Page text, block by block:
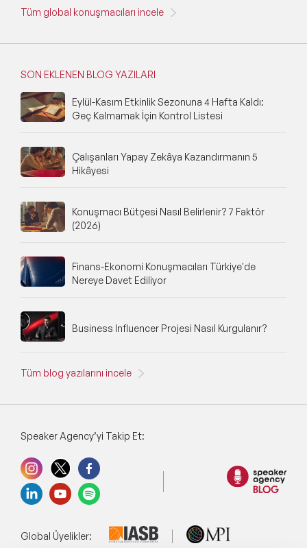
Tüm global konuşmacıları incele
SON EKLENEN BLOG YAZILARI
Eylül-Kasım Etkinlik Sezonuna 4 Hafta Kaldı:
Geç Kalmamak İçin Kontrol Listesi
Çalışanları Yapay Zekâya Kazandırmanın 5
Hikâyesi
Konuşmacı Bütçesi Nasıl Belirlenir? 7 Faktör
(2026)
Finans-Ekonomi Konuşmacıları Türkiye'de
Nereye Davet Ediliyor
Business Influencer Projesi Nasıl Kurgulanır?
Tüm blog yazılarını incele
Speaker Agency’yi Takip Et:
Global Üyelikler: